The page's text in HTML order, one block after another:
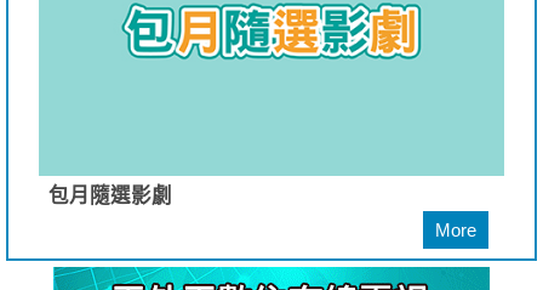
包月隨選影劇
More